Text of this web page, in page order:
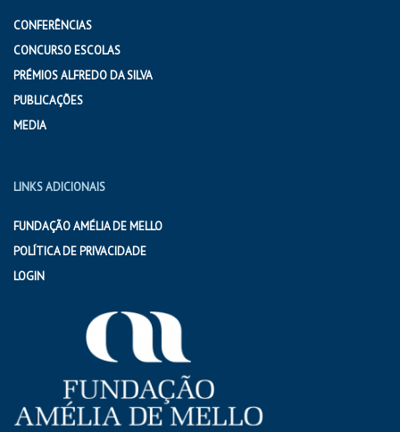
CONFERÊNCIAS
CONCURSO ESCOLAS
PRÉMIOS ALFREDO DA SILVA
PUBLICAÇÕES
MEDIA
LINKS ADICIONAIS
FUNDAÇÃO AMÉLIA DE MELLO
POLÍTICA DE PRIVACIDADE
LOGIN